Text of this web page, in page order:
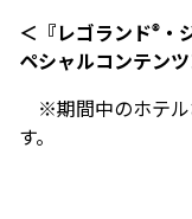
＜『 レゴランド® ・
ペシャルコンテンツ
※期間中のホテル
す。